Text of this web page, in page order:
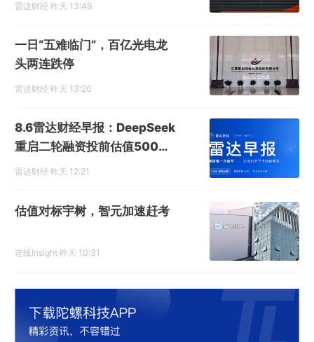
雷达财经 昨天 13:46
一日“五难临门”，百亿光电龙
头两连跌停
雷达财经 昨天 13:20
8.6雷达财经早报：DeepSeek
重启二轮融资投前估值5000
亿
雷达财经 昨天 12:21
估值对标宇树，智元加速赶考
连线Insight 昨天 10:31